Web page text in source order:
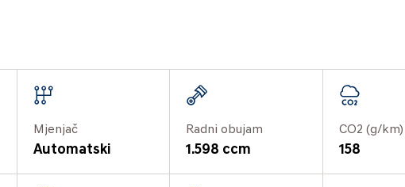
Mjenjač
Automatski
Radni obujam
1.598 ccm
CO2 (g/km)
158